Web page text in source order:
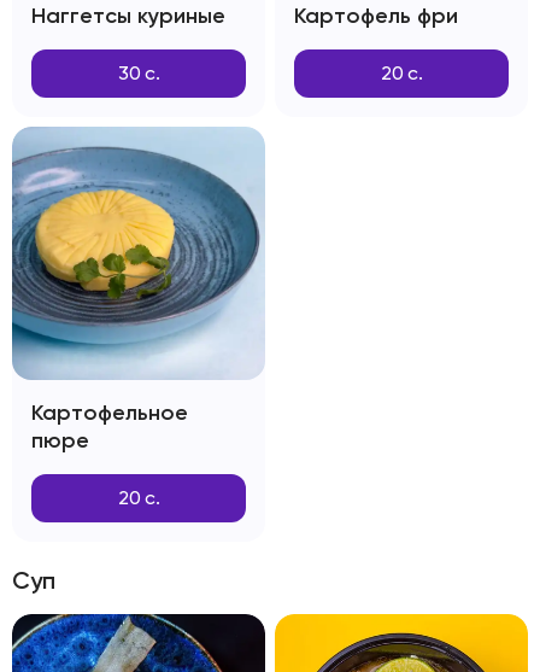
Наггетсы куриные
30 с.
Картофель фри
20 с.
Картофельное
пюре
20 с.
Суп